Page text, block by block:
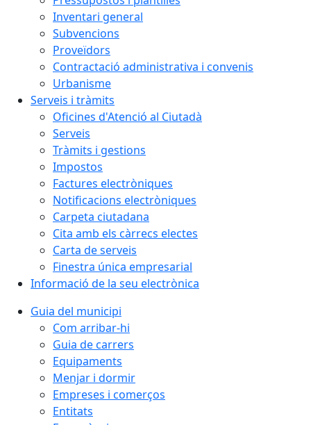
Inventari general
Subvencions
Proveïdors
Contractació administrativa i convenis
Urbanisme
Serveis i tràmits
Oficines d'Atenció al Ciutadà
Serveis
Tràmits i gestions
Impostos
Factures electròniques
Notificacions electròniques
Carpeta ciutadana
Cita amb els càrrecs electes
Carta de serveis
Finestra única empresarial
Informació de la seu electrònica
Guia del municipi
Com arribar-hi
Guia de carrers
Equipaments
Menjar i dormir
Empreses i comerços
Entitats